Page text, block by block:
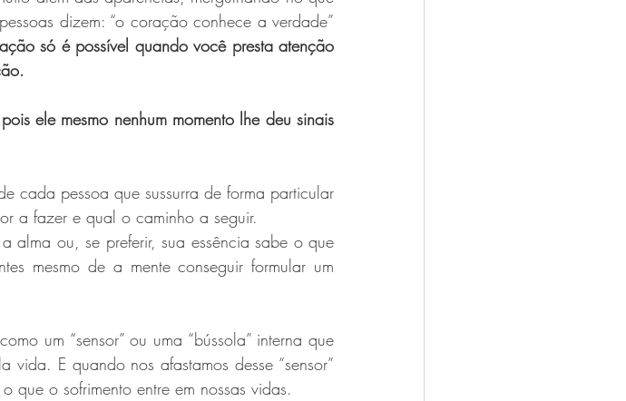
dizem: “o coração conhece a verdade”
só é possível quando você presta atenção
ele mesmo nenhum momento lhe deu sinais
cada pessoa que sussurra de forma particular
a fazer e qual o caminho a seguir.
mesmo de a mente conseguir formular um
um “sensor” ou uma “bússola” interna que
E quando nos afastamos desse “sensor”
que o sofrimento entre em nossas vidas.